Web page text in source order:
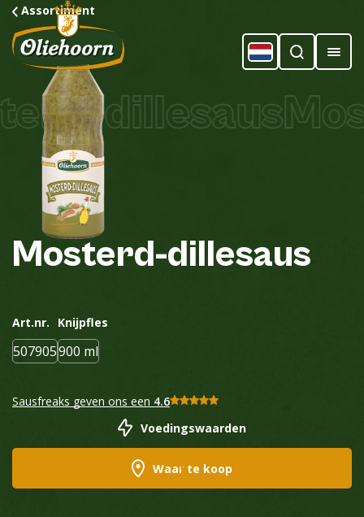
Assortiment
dillesaus
Mosterd-dillesaus
Art.nr.
507905
Knijpfles
900 ml
Sausfreaks geven ons een 4.6
Voedingswaarden
Waar te koop